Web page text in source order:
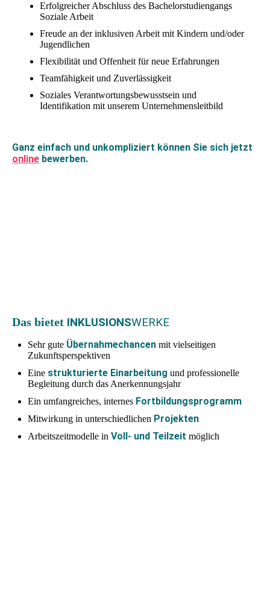
Erfolgreicher Abschluss des Bachelorstudiengangs
Soziale Arbeit
Freude an der inklusiven Arbeit mit Kindern und/oder
Jugendlichen
Flexibilität und Offenheit für neue Erfahrungen
Teamfähigkeit und Zuverlässigkeit
Soziales Verantwortungsbewusstsein und
Identifikation mit unserem Unternehmensleitbild
Ganz einfach und unkompliziert können Sie sich jetzt
online bewerben.
Das bietet INKLUSIONSWERKE
Sehr gute Übernahmechancen mit vielseitigen
Zukunftsperspektiven
Eine strukturierte Einarbeitung und professionelle
Begleitung durch das Anerkennungsjahr
Ein umfangreiches, internes Fortbildungsprogramm
Mitwirkung in unterschiedlichen Projekten
Arbeitszeitmodelle in Voll- und Teilzeit möglich